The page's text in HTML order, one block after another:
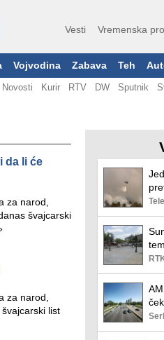
Vesti Vremenska
Vojvodina Zabava Teh
Novosti Kurir RTV DW Sputnik
da li će
za narod,
švajcarski
za narod,
list